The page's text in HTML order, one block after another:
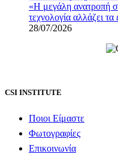
«Η μεγάλη ανατροπή
τεχνολογία αλλάζει
28/07/2026
CSI INSTITUTE
Ποιοι Είμαστε
Φωτογραφίες
Επικοινωνία